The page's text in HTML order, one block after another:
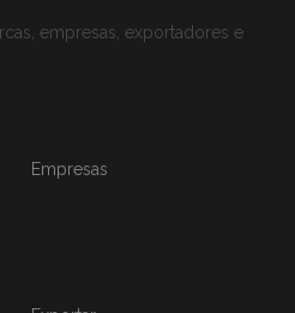
empresas, exportadores e
Empresas